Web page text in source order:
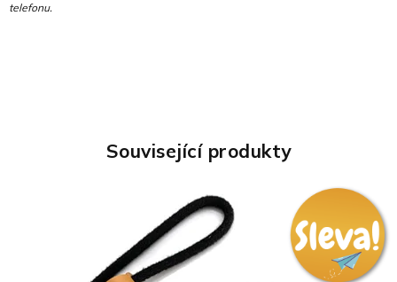
Související produkty
telefonu.